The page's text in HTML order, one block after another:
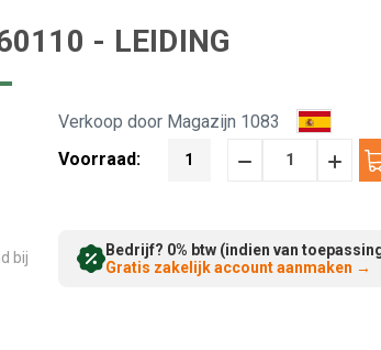
- LEIDING
bij
Verkoop door Magazijn 1083
Voorraad:
1 Hoeveelheid
Bedrijf? 0% btw (indien van
Gratis zakelijk account aanmaken →